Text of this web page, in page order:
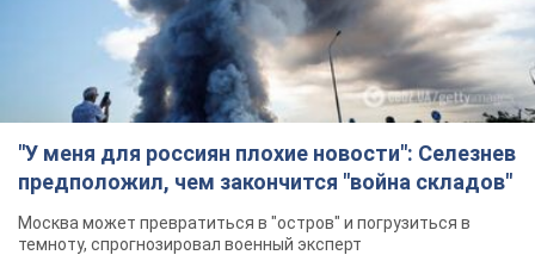
"У меня для россиян плохие новости": Селезнев
предположил, чем закончится "война складов"
Москва может превратиться в "остров" и погрузиться в
темноту, спрогнозировал военный эксперт